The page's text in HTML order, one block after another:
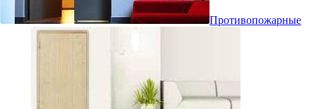
Противопожарные